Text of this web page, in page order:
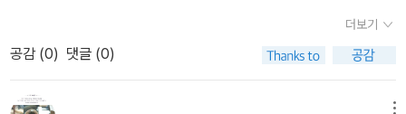
항, 중요한 추가 설명을 통해 해당 유형에 철저히 대비할 수 있도록 되
어 있습니다.저희 아이처럼 응용 발전이 어렵다는 아이에게 큰 도움
이 될 것 같더라고요. 실전에 도움이 되지 않을까 기대되는 부분입니
다REVIEW QUIZ 부분을 본 큰아이가 학교 선생님 수업 스타일이라
열이 극한과 미분법, 적분법크게 3단원으로 구성이 되어 있어요.나름
​수학학습 시스템이예요.어떻게 구성이 되어
z, 중단원별, 대단원별 EXERCISES,Advanced Lecture(심화,연
계학습), MATH for ESSAY, 내신, 모의고사 대비 TEST,SUB NO
TE 정답 및 해설로 구성되어 있고 미적분 학습하는데 부족하지 않을
더보기
공감 (0) 댓글 (0)